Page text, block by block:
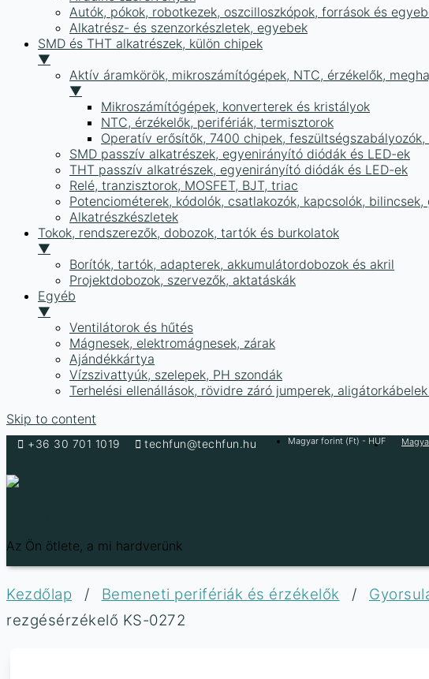
Autók, pókok, robotkezek, oszcilloszkópok, források és
Alkatrész- és szenzorkészletek, egyebek
SMD és THT alkatrészek, külön chipek
▼
Aktív áramkörök, mikroszámítógépek, NTC, érzékelők,
▼
Mikroszámítógépek, konverterek és kristályok
NTC, érzékelők, perifériák, termisztorok
Operatív erősítők, 7400 chipek,
SMD passzív alkatrészek, egyenirányító diódák és LED-ek
THT passzív alkatrészek, egyenirányító diódák és LED-ek
Relé, tranzisztorok, MOSFET, BJT, triac
Potenciométerek, kódolók, csatlakozók, kapcsolók, bilincsek,
Alkatrészkészletek
Tokok, rendszerezők, dobozok, tartók és burkolatok
▼
Borítók, tartók, adapterek, akkumulátordobozok és akril
Projektdobozok, szervezők, aktatáskák
Egyéb
▼
Ventilátorok és hűtés
Mágnesek, elektromágnesek, zárak
Ajándékkártya
Vízszivattyúk, szelepek, PH szondák
Terhelési ellenállások, rövidre záró jumperek,
Skip to content
+36 30 701 1019 techfun@techfun.hu Magyar forint (Ft) - HUF
Az Ön ötlete, a mi hardverünk
Kezdőlap / Bemeneti perifériák és érzékelők /
rezgésérzékelő KS-0272